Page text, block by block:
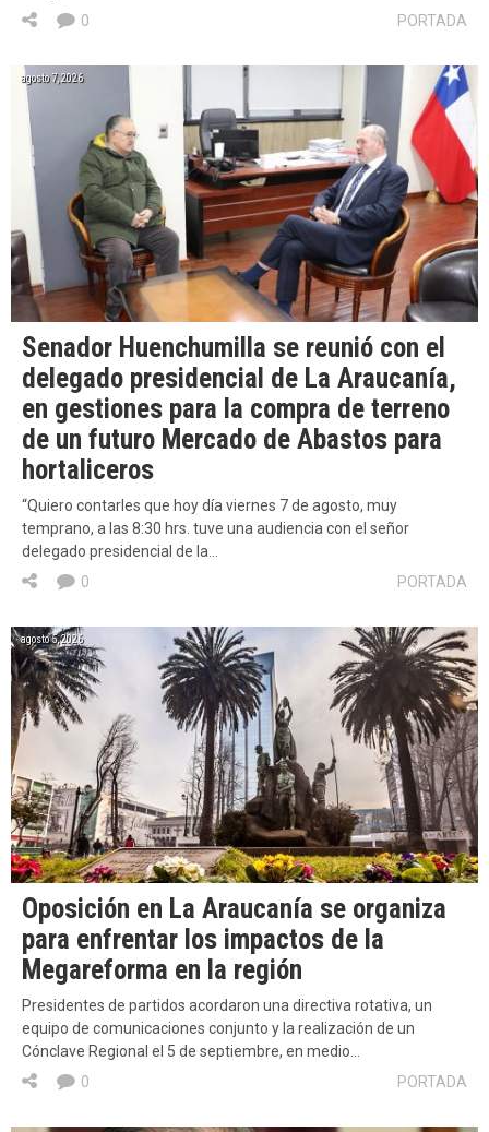
PORTADA
0
agosto 7, 2026
Senador Huenchumilla se reunió con el
delegado presidencial de La Araucanía,
en gestiones para la compra de terreno
de un futuro Mercado de Abastos para
hortaliceros
“Quiero contarles que hoy día viernes 7 de agosto, muy
temprano, a las 8:30 hrs. tuve una audiencia con el señor
delegado presidencial de la…
PORTADA
0
agosto 5, 2026
Oposición en La Araucanía se organiza
para enfrentar los impactos de la
Megareforma en la región
Presidentes de partidos acordaron una directiva rotativa, un
equipo de comunicaciones conjunto y la realización de un
Cónclave Regional el 5 de septiembre, en medio…
PORTADA
0